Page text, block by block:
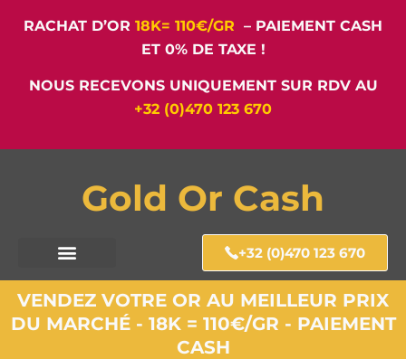
RACHAT D’OR 18K= 110€/GR – PAIEMENT CASH
ET 0% DE TAXE !
NOUS RECEVONS UNIQUEMENT SUR RDV AU
+32 (0)470 123 670
Gold Or Cash
+32 (0)470 123 670
VENDEZ VOTRE OR AU MEILLEUR PRIX
DU MARCHÉ - 18K = 110€/GR - PAIEMENT
CASH